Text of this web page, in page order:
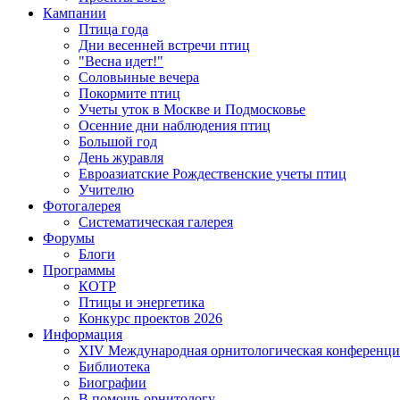
Кампании
Птица года
Дни весенней встречи птиц
"Весна идет!"
Соловьиные вечера
Покормите птиц
Учеты уток в Москве и Подмосковье
Осенние дни наблюдения птиц
Большой год
День журавля
Евроазиатские Рождественские учеты птиц
Учителю
Фотогалерея
Систематическая галерея
Форумы
Блоги
Программы
КОТР
Птицы и энергетика
Конкурс проектов 2026
Информация
XIV Международная орнитологическая
Библиотека
Биографии